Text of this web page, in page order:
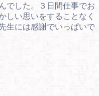
でした。３日間仕事でお
しい思いをすることなく
生には感謝でいっぱいで